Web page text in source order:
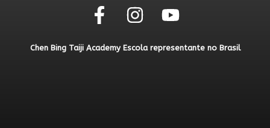
Chen Bing Taiji Academy Escola representante no Brasil